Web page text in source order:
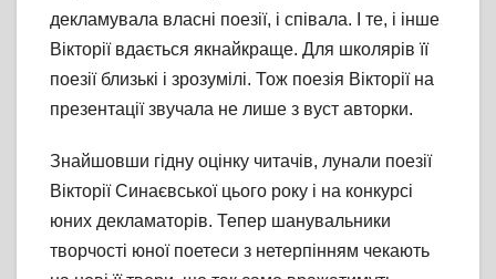
декламувала власні поезії, і співала. І те, і інше
Вікторії вдається якнайкраще. Для школярів її
поезії близькі і зрозумілі. Тож поезія Вікторії на
презентації звучала не лише з вуст авторки.
Знайшовши гідну оцінку читачів, лунали поезії
Вікторії Синаєвської цього року і на конкурсі
юних декламаторів. Тепер шанувальники
творчості юної поетеси з нетерпінням чекають